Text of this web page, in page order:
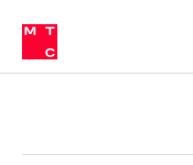
Медиа-центр
и акционерам
Устойчивое развитие
Комплаенс и деловая этика
компании
Карьера
в МТС